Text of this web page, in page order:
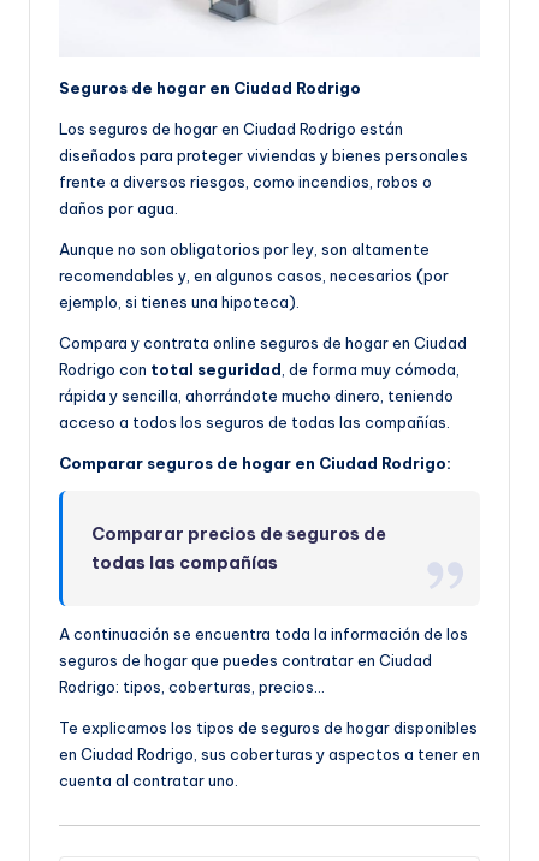
Seguros de hogar en Ciudad Rodrigo
Los seguros de hogar en Ciudad Rodrigo están
diseñados para proteger viviendas y bienes personales
frente a diversos riesgos, como incendios, robos o
daños por agua.
Aunque no son obligatorios por ley, son altamente
recomendables y, en algunos casos, necesarios (por
ejemplo, si tienes una hipoteca).
Compara y contrata online seguros de hogar en Ciudad
Rodrigo con total seguridad, de forma muy cómoda,
rápida y sencilla, ahorrándote mucho dinero, teniendo
acceso a todos los seguros de todas las compañías.
Comparar seguros de hogar en Ciudad Rodrigo:
Comparar precios de seguros de
todas las compañías
A continuación se encuentra toda la información de los
seguros de hogar que puedes contratar en Ciudad
Rodrigo: tipos, coberturas, precios…
Te explicamos los tipos de seguros de hogar disponibles
en Ciudad Rodrigo, sus coberturas y aspectos a tener en
cuenta al contratar uno.